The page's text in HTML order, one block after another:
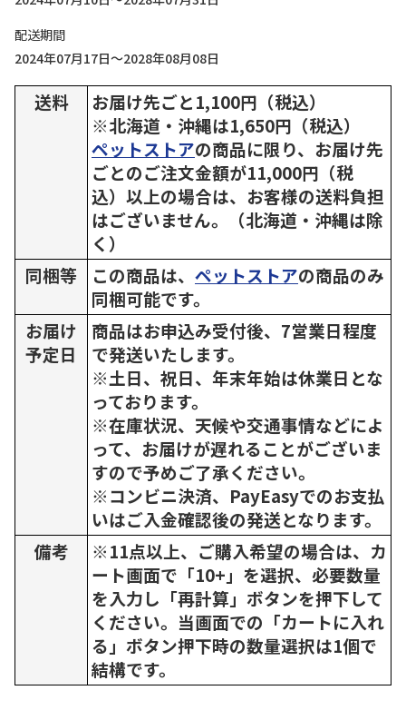
配送期間
2024年07月17日～2028年08月08日
送料
お届け先ごと1,100円（税込）
※北海道・沖縄は1,650円（税込）
ペットストアの商品に限り、お届け先
ごとのご注文金額が11,000円（税
込）以上の場合は、お客様の送料負担
はございません。（北海道・沖縄は除
く）
同梱等
この商品は、 ペットストアの商品のみ
同梱可能です。
お届け
予定日
商品はお申込み受付後、7営業日程度
で発送いたします。
※土日、祝日、年末年始は休業日とな
っております。
※在庫状況、天候や交通事情などによ
って、お届けが遅れることがございま
すので予めご了承ください。
※コンビニ決済、PayEasyでのお支払
いはご入金確認後の発送となります。
備考
※11点以上、ご購入希望の場合は、カ
ート画面で「10+」を選択、必要数量
を入力し「再計算」ボタンを押下して
ください。当画面での「カートに入れ
る」ボタン押下時の数量選択は1個で
結構です。